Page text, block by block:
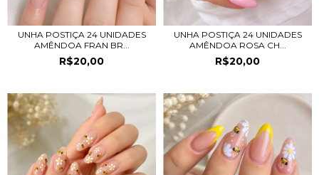
UNHA POSTIÇA 24 UNIDADES
AMÊNDOA FRAN BR...
R$20,00
UNHA POSTIÇA 24 UNIDADES
AMÊNDOA ROSA CH...
R$20,00